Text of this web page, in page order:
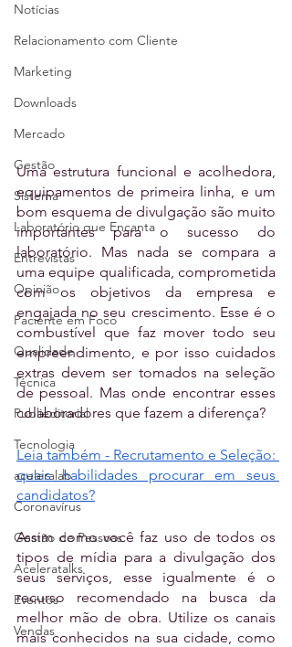
Notícias
Relacionamento com Cliente
Marketing
Downloads
Mercado
Gestão
Sistema
Laboratório que Encanta
Entrevistas
Opinião
Paciente em Foco
Qualidade
Técnica
Publieditorial
Tecnologia
aceleralab
Coronavírus
Gestão de Pessoas
Aceleratalks
Eventos
Vendas
Uma estrutura funcional e acolhedora,
equipamentos de primeira linha, e um
bom esquema de divulgação são muito
importantes para o sucesso do
laboratório. Mas nada se compara a
uma equipe qualificada, comprometida
com os objetivos da empresa e
engajada no seu crescimento. Esse é o
combustível que faz mover todo seu
empreendimento, e por isso cuidados
extras devem ser tomados na seleção
de pessoal. Mas onde encontrar esses
colaboradores que fazem a diferença?
Leia também - Recrutamento e Seleção:
quais habilidades procurar em seus
candidatos?
Assim como você faz uso de todos os
tipos de mídia para a divulgação dos
seus serviços, esse igualmente é o
recurso recomendado na busca da
melhor mão de obra. Utilize os canais
mais conhecidos na sua cidade, como